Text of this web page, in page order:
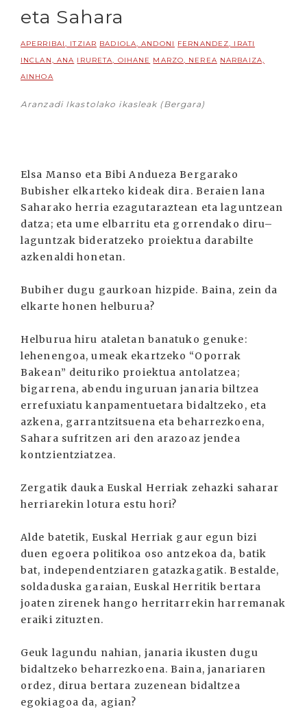
eta Sahara
APERRIBAI, ITZIAR BADIOLA, ANDONI FERNANDEZ, IRATI
INCLAN, ANA IRURETA, OIHANE MARZO, NEREA NARBAIZA,
AINHOA
Aranzadi Ikastolako ikasleak (Bergara)
Elsa Manso eta Bibi Andueza Bergarako
Bubisher elkarteko kideak dira. Beraien lana
Saharako herria ezagutaraztean eta laguntzean
datza; eta ume elbarritu eta gorrendako diru–
laguntzak bideratzeko proiektua darabilte
azkenaldi honetan.
Bubiher dugu gaurkoan hizpide. Baina, zein da
elkarte honen helburua?
Helburua hiru ataletan banatuko genuke:
lehenengoa, umeak ekartzeko “Oporrak
Bakean” deituriko proiektua antolatzea;
bigarrena, abendu inguruan janaria biltzea
errefuxiatu kanpamentuetara bidaltzeko, eta
azkena, garrantzitsuena eta beharrezkoena,
Sahara sufritzen ari den arazoaz jendea
kontzientziatzea.
Zergatik dauka Euskal Herriak zehazki saharar
herriarekin lotura estu hori?
Alde batetik, Euskal Herriak gaur egun bizi
duen egoera politikoa oso antzekoa da, batik
bat, independentziaren gatazkagatik. Bestalde,
soldaduska garaian, Euskal Herritik bertara
joaten zirenek hango herritarrekin harremanak
eraiki zituzten.
Geuk lagundu nahian, janaria ikusten dugu
bidaltzeko beharrezkoena. Baina, janariaren
ordez, dirua bertara zuzenean bidaltzea
egokiagoa da, agian?